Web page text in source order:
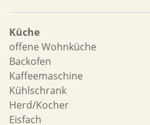
Küche
offene Wohnküche
Backofen
Kaffeemaschine
Kühlschrank
Herd/Kocher
Eisfach